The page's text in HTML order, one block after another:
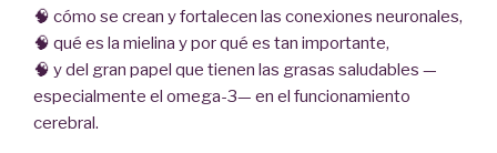
🧠 cómo se crean y fortalecen las conexiones neuronales,
🧠 qué es la mielina y por qué es tan importante,
🧠 y del gran papel que tienen las grasas saludables —
especialmente el omega-3— en el funcionamiento
cerebral.